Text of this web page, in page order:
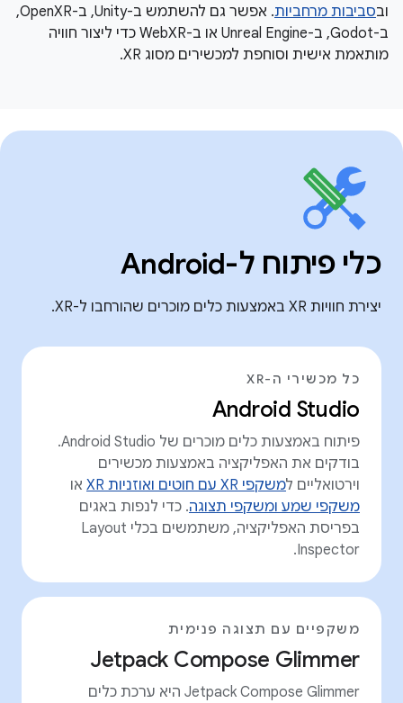
ובסביבות מרחביות
. אפשר גם להשתמש ב-Unity, ב-OpenXR,
ב-Godot, ב-Unreal Engine או ב-WebXR כדי ליצור חוויה
מותאמת אישית וסוחפת למכשירים מסוג XR.
כלי פיתוח ל-Android
יצירת חוויות XR באמצעות כלים מוכרים שהורחבו ל-XR.
כל מכשירי ה-XR
Android Studio
פיתוח באמצעות כלים מוכרים של Android Studio.
בודקים את האפליקציה באמצעות מכשירים
וירטואליים למשקפי XR עם חוטים ואוזניות XR
או
משקפי שמע ומשקפי תצוגה. כדי לנפות באגים
בפריסת האפליקציה, משתמשים בכלי Layout
Inspector.
משקפיים עם תצוגה פנימית
Jetpack Compose Glimmer
‫Jetpack Compose Glimmer היא ערכת כלים